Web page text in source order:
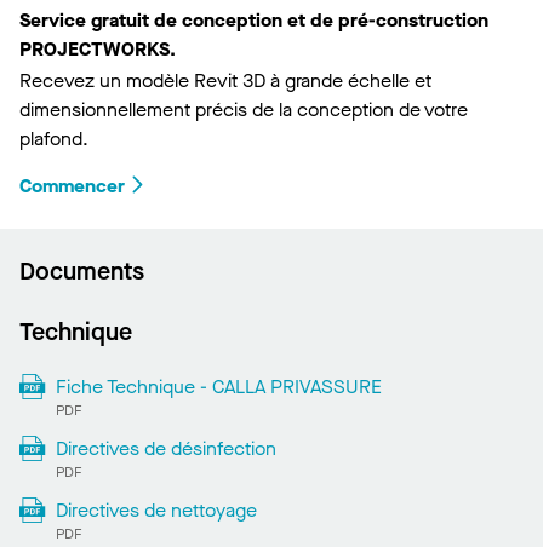
Service gratuit de conception et de pré-construction
PROJECTWORKS.
Recevez un modèle Revit 3D à grande échelle et
dimensionnellement précis de la conception de votre
plafond.
Commencer
Documents
Technique
Fiche Technique - CALLA PRIVASSURE
PDF
Directives de désinfection
PDF
Directives de nettoyage
PDF